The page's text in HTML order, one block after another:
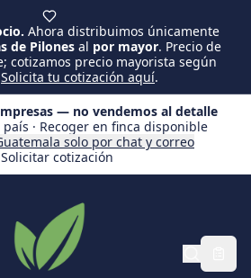
Ahora distribuimos únicamente
de Pilonesal por mayor. Precio de
cotizamos precio mayorista según
Solicita tu cotización aquí.
— no vendemos al detalle
· Recoger en finca disponible
solo por chat y correo
Solicitar cotización